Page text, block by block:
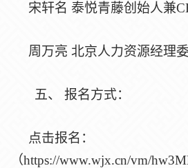
宋轩名 泰悦青藤创始人兼
周万亮 北京人力资源经理
五、 报名方式：
点击报名：
（https://www.wjx.cn/vm/